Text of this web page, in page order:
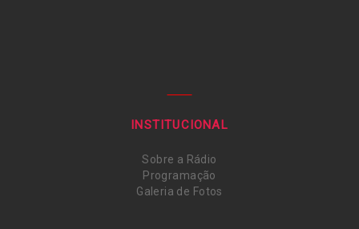
INSTITUCIONAL
Sobre a Rádio
Programação
Galeria de Fotos